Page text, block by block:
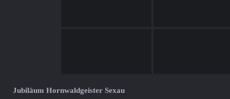
Jubiläum Hornwaldgeister Sexau